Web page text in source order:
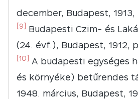
december, Budapest, 1913,
[9]
Budapesti Czim- és
(24. évf.), Budapest, 1912,
[10]
A budapesti egységes
és környéke) betűrendes
1948. március, Budapest,